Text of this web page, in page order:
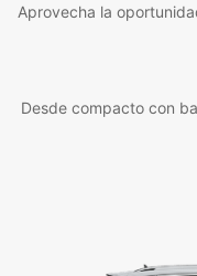
Aprovecha la
Desde compacto con